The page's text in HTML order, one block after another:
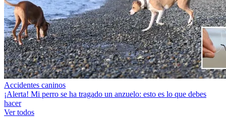
Accidentes caninos
¡Alerta! Mi perro se ha tragado un anzuelo: esto es lo que debes
hacer
Ver todos